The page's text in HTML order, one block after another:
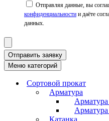
конфиденциальности
Отправить заявку
Меню категорий
Сортовой прокат
Арматура
Арматура
Катанка